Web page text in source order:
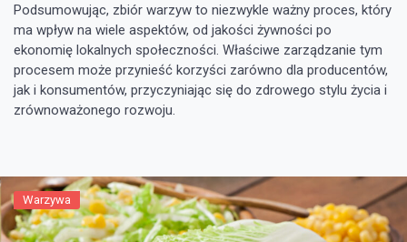
Podsumowując, zbiór warzyw to niezwykle ważny proces, który
ma wpływ na wiele aspektów, od jakości żywności po
ekonomię lokalnych społeczności. Właściwe zarządzanie tym
procesem może przynieść korzyści zarówno dla producentów,
jak i konsumentów, przyczyniając się do zdrowego stylu życia i
zrównoważonego rozwoju.
Warzywa